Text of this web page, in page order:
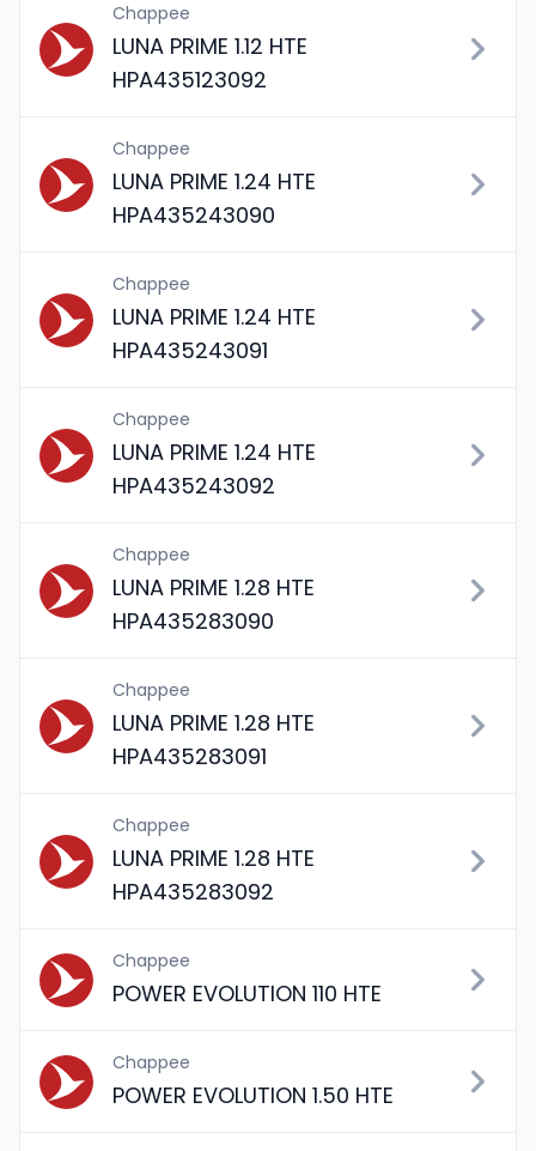
Chappee
LUNA PRIME 1.12 HTE
HPA435123092
Chappee
LUNA PRIME 1.24 HTE
HPA435243090
Chappee
LUNA PRIME 1.24 HTE
HPA435243091
Chappee
LUNA PRIME 1.24 HTE
HPA435243092
Chappee
LUNA PRIME 1.28 HTE
HPA435283090
Chappee
LUNA PRIME 1.28 HTE
HPA435283091
Chappee
LUNA PRIME 1.28 HTE
HPA435283092
Chappee
POWER EVOLUTION 110 HTE
Chappee
POWER EVOLUTION 1.50 HTE